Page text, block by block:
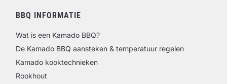
BBQ INFORMATIE
Wat is een Kamado BBQ?
De Kamado BBQ aansteken & temperatuur regelen
Kamado kooktechnieken
Rookhout